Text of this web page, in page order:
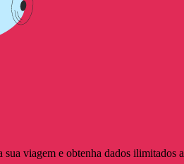
viagem e obtenha dados ilimitados